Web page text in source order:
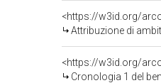
<https://w3id.org/
Attribuzione di
<https://w3id.org/
Cronologia 1 del